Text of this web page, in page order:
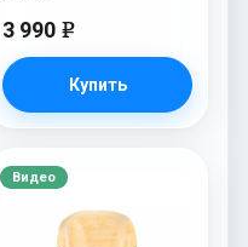
3 990 e
Купить
Видео